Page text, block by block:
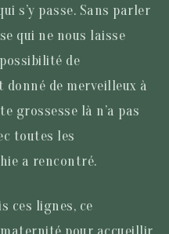
s’y passe. Sans parler
qui ne nous laisse
de
donné de merveilleux à
grossesse là n’a pas
toutes les
a rencontré.
ces lignes, ce